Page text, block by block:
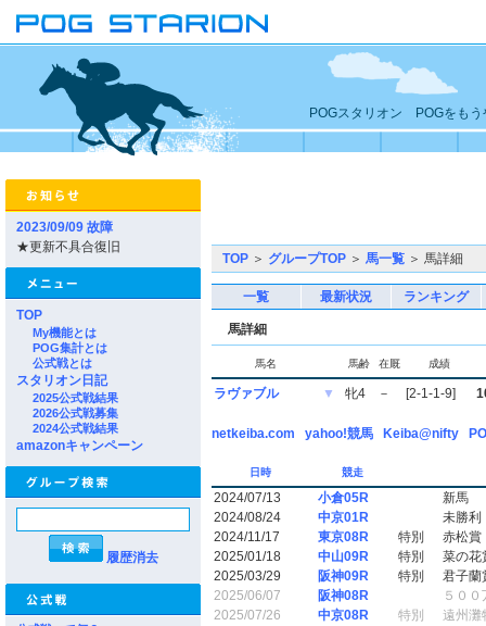
POGスタリオン POGをもう
2023/09/09 故障
★更新不具合復旧
TOP
My機能とは
POG集計とは
公式戦とは
スタリオン日記
2025公式戦結果
2026公式戦募集
2024公式戦結果
amazonキャンペーン
履歴消去
TOP ＞ グループTOP ＞ 馬一覧 ＞ 馬詳細
一覧 最新状況 ランキング
馬詳細
馬名 馬齢 在厩 成績
ラヴァブル ▼ 牝4 － [2-1-1-9]
netkeiba.com yahoo!競馬 Keiba@nifty
日時 競走
2024/07/13 小倉05R
新馬
2024/08/24
中京01R
未勝利
2024/11/17
東京08R 特別
赤松賞
2025/01/18
中山09R 特別
菜の花
2025/03/29
阪神09R 特別
君子蘭
2025/06/07
阪神08R
５０
2025/07/26
中京08R 特別
遠州灘